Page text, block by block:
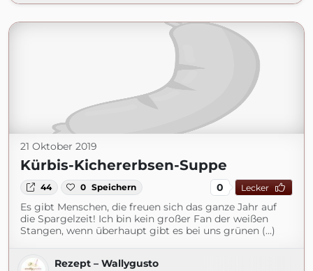
21 Oktober 2019
Kürbis-Kichererbsen-Suppe
44 0 Speichern 0 Lecker
Es gibt Menschen, die freuen sich das ganze Jahr auf
die Spargelzeit! Ich bin kein großer Fan der weißen
Stangen, wenn überhaupt gibt es bei uns grünen (...)
Rezept – Wallygusto